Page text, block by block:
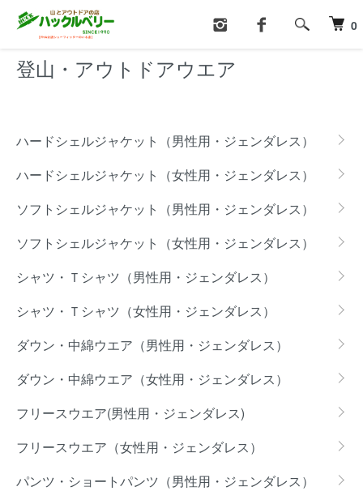
0
ホーム 登山・アウトドアウエア
登山・アウトドアウエア
ハードシェルジャケット（男性用・ジェンダレス）
ハードシェルジャケット（女性用・ジェンダレス）
ソフトシェルジャケット（男性用・ジェンダレス）
ソフトシェルジャケット（女性用・ジェンダレス）
シャツ・Ｔシャツ（男性用・ジェンダレス）
シャツ・Ｔシャツ（女性用・ジェンダレス）
ダウン・中綿ウエア（男性用・ジェンダレス）
ダウン・中綿ウエア（女性用・ジェンダレス）
フリースウエア(男性用・ジェンダレス)
フリースウエア（女性用・ジェンダレス）
パンツ・ショートパンツ（男性用・ジェンダレス）